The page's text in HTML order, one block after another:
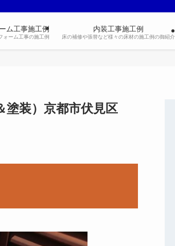
ム工事施工例
ォーム工事の施工例
内装工事施工例
床の補修や張替など様々の床材の施工例の御紹介
装）京都市伏見区